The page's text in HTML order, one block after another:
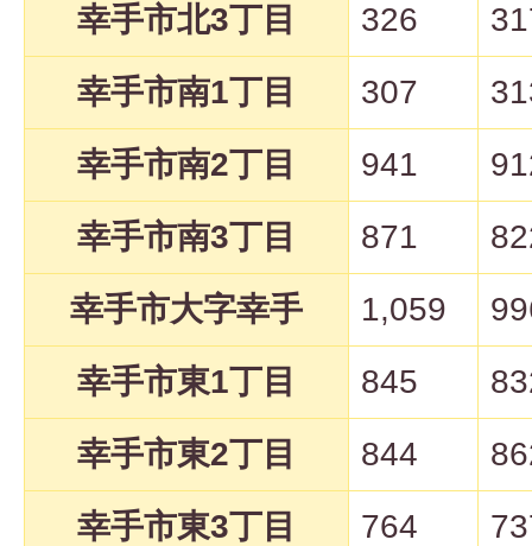
幸手市北3丁目
326
幸手市南1丁目
307
幸手市南2丁目
941
幸手市南3丁目
871
幸手市大字幸手
1,059
幸手市東1丁目
845
幸手市東2丁目
844
幸手市東3丁目
764